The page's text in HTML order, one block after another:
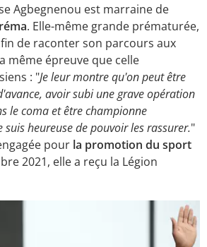
Agbegnenou est marraine de
. Elle-même grande prématurée,
de raconter son parcours aux
même épreuve que celle
: "Je leur montre qu'on peut être
avoir subi une grave opération
le coma et être championne
suis heureuse de pouvoir les rassurer."
pour la promotion du sport
2021, elle a reçu la Légion